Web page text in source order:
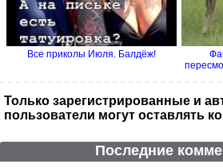
Все приколы Июля. Балдёж!
Только зарегистрированные и
пользователи могут оставлять
Последние